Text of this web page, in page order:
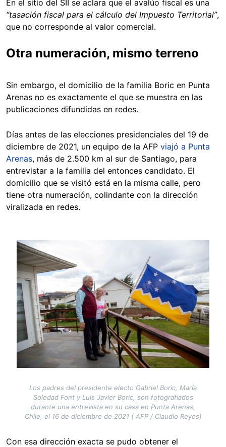
En el sitio del SII se aclara que el avalúo fiscal es una
“tasación fiscal para el cálculo del Impuesto Territorial”,
que no corresponde al valor comercial.
Otra numeración, mismo terreno
Sin embargo, el domicilio de la familia Boric en Punta
Arenas no es exactamente el que se muestra en las
publicaciones difundidas en redes.
Días antes de las elecciones presidenciales del 19 de
diciembre de 2021, un equipo de la AFP viajó a Punta
Arenas, más de 2.500 km al sur de Santiago, para
entrevistar a la familia del entonces candidato. El
domicilio que se visitó está en la misma calle, pero
tiene otra numeración, colindante con la dirección
viralizada en redes.
Image
Los padres del presidente electo Gabriel Boric, María
Soledad Font y Luis Javier Boric, son fotografiados
durante una entrevista en su casa en Punta Arenas,
Chile, el 16 de diciembre de 2021 ( AFP / Claudio Reyes)
Con esa dirección exacta se pudo obtener el